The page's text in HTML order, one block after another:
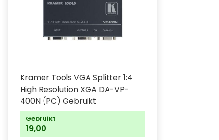
Kramer Tools VGA Splitter 1:4
High Resolution XGA DA-VP-
400N (PC) Gebruikt
Gebruikt
19,00